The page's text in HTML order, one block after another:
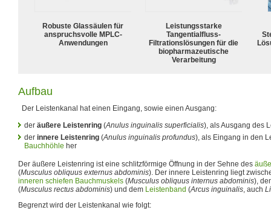
Robuste Glassäulen für
anspruchsvolle MPLC-
Anwendungen
Leistungsstarke
Tangentialfluss-
Filtrationslösungen für die
biopharmazeutische
Verarbeitung
Aufbau
Der Leistenkanal hat einen Eingang, sowie einen Ausgang:
der äußere Leistenring (Anulus inguinalis superficialis), als Ausgang des
der innere Leistenring (Anulus inguinalis profundus), als Eingang in den
Bauchhöhle her
Der äußere Leistenring ist eine schlitzförmige Öffnung in der Sehne des
(Musculus obliquus externus abdominis). Der innere Leistenring liegt
inneren schiefen Bauchmuskels (Musculus obliquus internus abdominis),
(Musculus rectus abdominis) und dem Leistenband (Arcus inguinalis, auch
Begrenzt wird der Leistenkanal wie folgt: